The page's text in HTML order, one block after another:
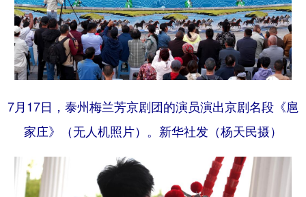
7月17日，泰州梅兰芳京剧团的演员演出京剧名段《扈
家庄》（无人机照片）。新华社发（杨天民摄）